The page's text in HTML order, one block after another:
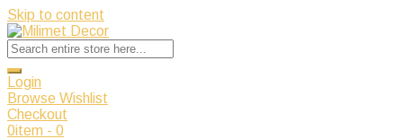
Skip to content
Login
Browse Wishlist
Checkout
0item - 0